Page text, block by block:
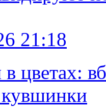
21:18
в цветах:
кувшинки